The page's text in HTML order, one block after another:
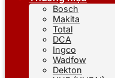
Bosch
Makita
Total
DCA
Ingco
Wadfow
Dekton